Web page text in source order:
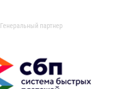
Генеральный партнер